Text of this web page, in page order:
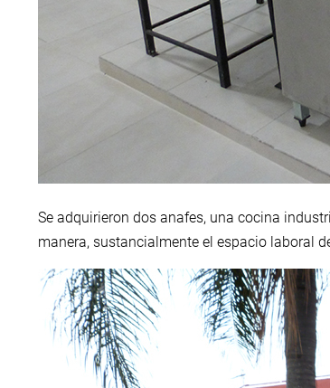
Se adquirieron dos anafes, una cocina
manera, sustancialmente el espacio laboral